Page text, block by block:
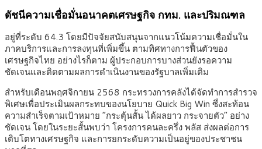
ดัชนีความเชื่อมั่นอนาคตเศรษฐกิจ กทม. และปริมณฑล
อยู่ที่ระดับ 64.3 โดยมีปัจจัยสนับสนุนจากแนวโน้มความเชื่อมั่นใน
ภาคบริการและการลงทุนที่เพิ่มขึ้น ตามทิศทางการฟื้นตัวของ
เศรษฐกิจไทย อย่างไรก็ตาม ผู้ประกอบการบางส่วนยังรอความ
ชัดเจนและติดตามผลการดำเนินงานของรัฐบาลเพิ่มเติม
สำหรับเดือนพฤศจิกายน 2568 กระทรวงการคลังได้จัดทำการสำรวจ
พิเศษเพื่อประเมินผลกระทบของนโยบาย Quick Big Win ซึ่งสะท้อน
ความสำเร็จตามเป้าหมาย “กระตุ้นสั้น ได้ผลยาว กระจายตัว” อย่าง
ชัดเจน โดยในระยะสั้นพบว่า โครงการคนละครึ่ง พลัส ส่งผลต่อการ
เติบโตทางเศรษฐกิจ และการยกระดับความเป็นอยู่ของประชาชน